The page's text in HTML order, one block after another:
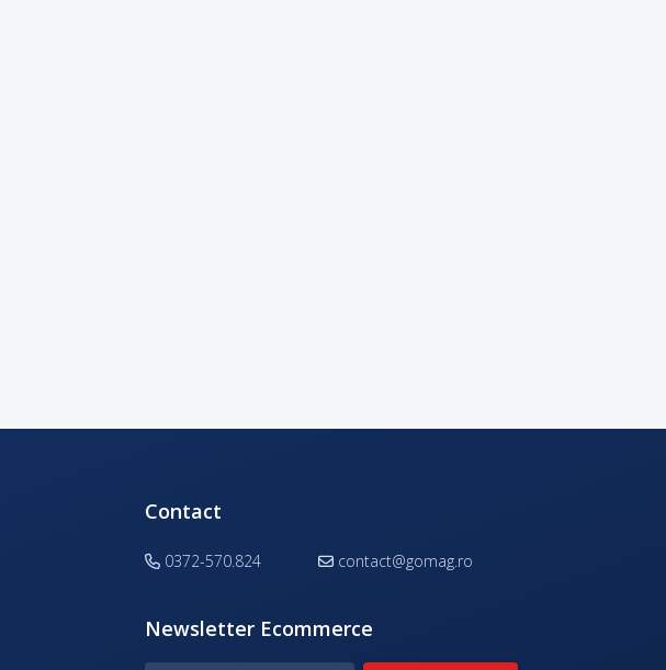
Contact
0372-570.824 contact@gomag.ro
Newsletter Ecommerce